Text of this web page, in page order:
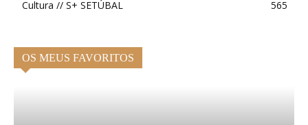
Cultura // S+ SETÚBAL
565
OS MEUS FAVORITOS